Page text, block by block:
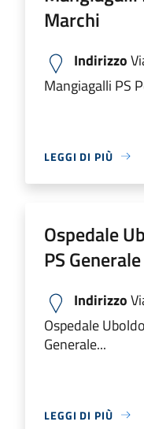
Marchi
Indirizzo
Mangiagalli PS
LEGGI DI PIÙ
Ospedale
PS Generale
Indirizzo
Ospedale
Generale...
LEGGI DI PIÙ